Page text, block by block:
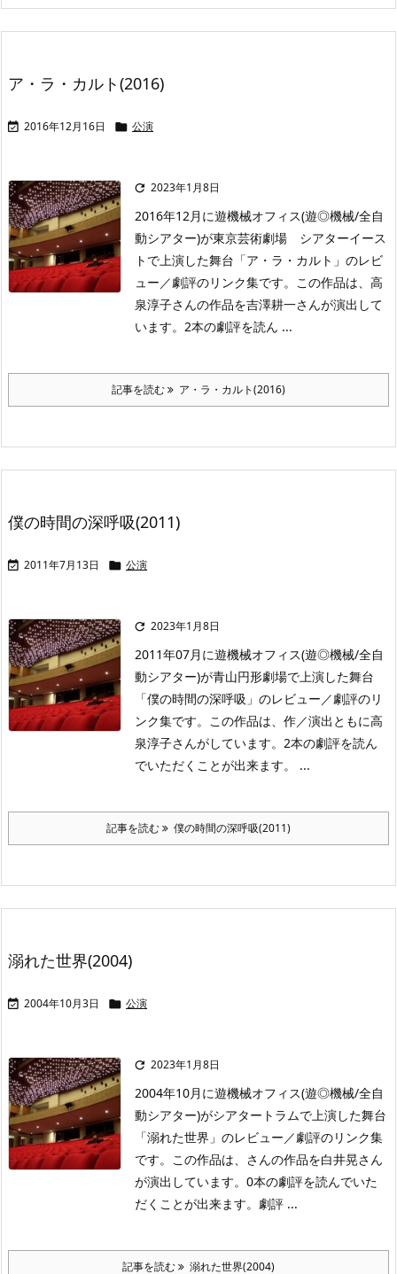
ア・ラ・カルト(2016)
 2016年12月16日  公演
 2023年1月8日
2016年12月に遊機械オフィス(遊◎機械/全自
動シアター)が東京芸術劇場 シアターイース
トで上演した舞台「ア・ラ・カルト」のレビ
ュー／劇評のリンク集です。この作品は、高
泉淳子さんの作品を吉澤耕一さんが演出して
います。2本の劇評を読ん ...
記事を読む ア・ラ・カルト(2016)
僕の時間の深呼吸(2011)
 2011年7月13日  公演
 2023年1月8日
2011年07月に遊機械オフィス(遊◎機械/全自
動シアター)が青山円形劇場で上演した舞台
「僕の時間の深呼吸」のレビュー／劇評のリ
ンク集です。この作品は、作／演出ともに高
泉淳子さんがしています。2本の劇評を読ん
でいただくことが出来ます。 ...
記事を読む 僕の時間の深呼吸(2011)
溺れた世界(2004)
 2004年10月3日  公演
 2023年1月8日
2004年10月に遊機械オフィス(遊◎機械/全自
動シアター)がシアタートラムで上演した舞台
「溺れた世界」のレビュー／劇評のリンク集
です。この作品は、さんの作品を白井晃さん
が演出しています。0本の劇評を読んでいた
だくことが出来ます。劇評 ...
記事を読む 溺れた世界(2004)